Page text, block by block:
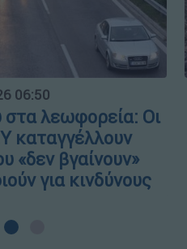
06:50
στα λεωφορεία: Οι
καταγγέλλουν
«δεν βγαίνουν»
για κινδύνους